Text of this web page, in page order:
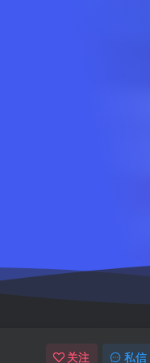
关注 私信